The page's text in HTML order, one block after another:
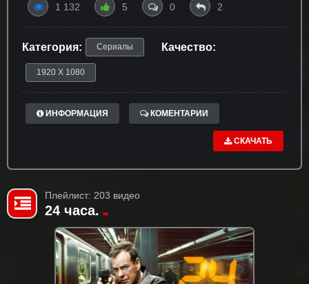
1 132 5 0 2
Категория: Сериалы Качество:
1920 X 1080
ИНФОРМАЦИЯ КОМЕНТАРИИ
СКАЧАТЬ
Плейлист: 203 видео
24 часа.